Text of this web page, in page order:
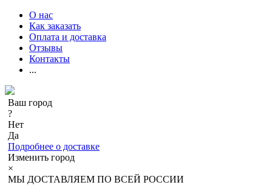
О нас
Как заказать
Оплата и доставка
Отзывы
Контакты
...
Ваш город
?
Нет
Да
Подробнее о доставке
Изменить город
×
МЫ ДОСТАВЛЯЕМ ПО ВСЕЙ РОССИИ